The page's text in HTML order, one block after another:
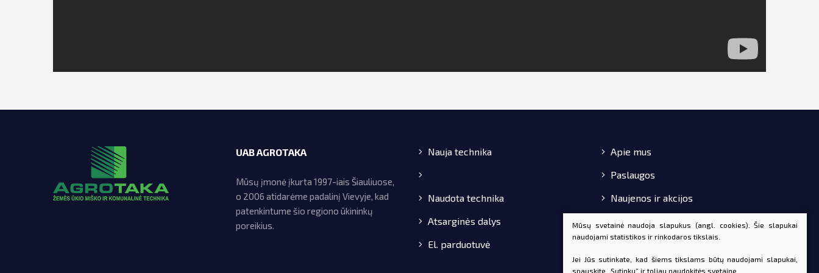
UAB AGROTAKA
Mūsų įmonė įkurta 1997-iais Šiauliuose,
o 2006 atidarėme padalinį Vievyje, kad
patenkintume šio regiono ūkininkų
poreikius.
Nauja technika
Naudota technika
Atsarginės dalys
El. parduotuvė
Apie mus
Paslaugos
Naujenos ir akcijos
Pirkimo-pardavimo taisyklės
Mūsų svetainė naudoja slapukus (angl. cookies). Šie slapukai
naudojami statistikos ir rinkodaros tikslais.
Jei Jūs sutinkate, kad šiems tikslams būtų naudojami slapukai,
spauskite „Sutinku“ ir toliau naudokitės svetaine.